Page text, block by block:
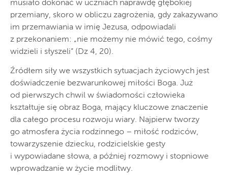
musiało dokonać w uczniach naprawdę głębokiej
przemiany, skoro w obliczu zagrożenia, gdy zakazywano
im przemawiania w imię Jezusa, odpowiadali
z przekonaniem: „nie możemy nie mówić tego, cośmy
widzieli i słyszeli” (Dz 4, 20).
Źródłem siły we wszystkich sytuacjach życiowych jest
doświadczenie bezwarunkowej miłości Boga. Już
od pierwszych chwil w świadomości człowieka
kształtuje się obraz Boga, mający kluczowe znaczenie
dla całego procesu rozwoju wiary. Najpierw tworzy
go atmosfera życia rodzinnego – miłość rodziców,
towarzyszenie dziecku, rodzicielskie gesty
i wypowiadane słowa, a później rozmowy i stopniowe
wprowadzanie w życie modlitwy.